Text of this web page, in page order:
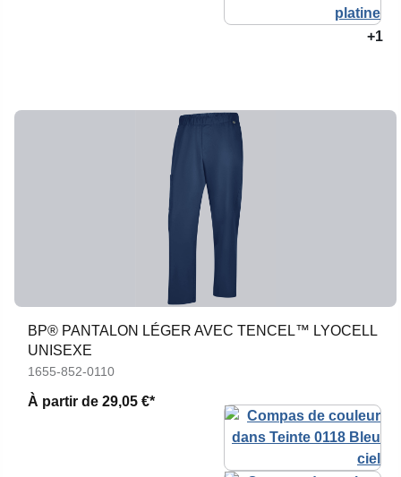
+1
BP® PANTALON LÉGER AVEC TENCEL™ LYOCELL
UNISEXE
1655-852-0110
À partir de 29,05 €*